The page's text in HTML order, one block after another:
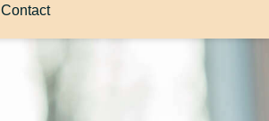
Contact